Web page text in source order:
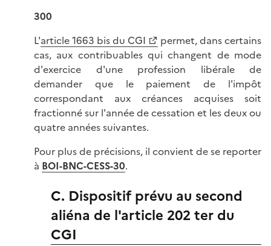
300
L'article 1663 bis du CGI
permet, dans certains
cas, aux contribuables qui changent de mode
d'exercice d'une profession libérale de
demander que le paiement de l'impôt
correspondant aux créances acquises soit
fractionné sur l'année de cessation et les deux ou
quatre années suivantes.
Pour plus de précisions, il convient de se reporter
à BOI-BNC-CESS-30.
C. Dispositif prévu au second
aliéna de l'article 202 ter du
CGI